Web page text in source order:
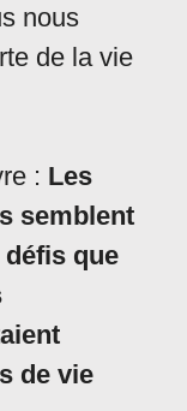
nous
de la vie
: Les
semblent
que
de vie